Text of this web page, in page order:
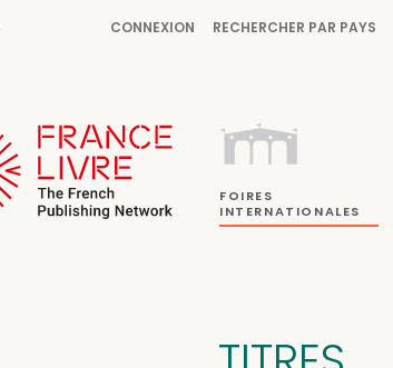
CONNEXION RECHERCHER PAR PAYS
FOIRES
INTERNATIONALES